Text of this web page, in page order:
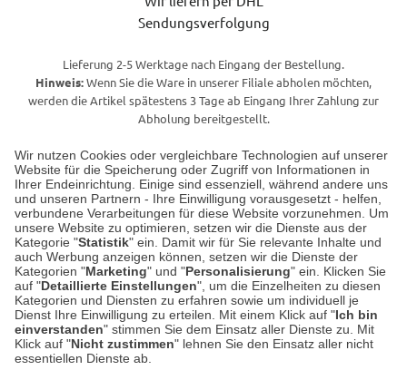
Wir nutzen Cookies oder vergleichbare Technologien auf unserer
Website für die Speicherung oder Zugriff von Informationen in
Ihrer Endeinrichtung. Einige sind essenziell, während andere uns
und unseren Partnern - Ihre Einwilligung vorausgesetzt - helfen,
verbundene Verarbeitungen für diese Website vorzunehmen. Um
unsere Website zu optimieren, setzen wir die Dienste aus der
Kategorie "Statistik" ein. Damit wir für Sie relevante Inhalte und
auch Werbung anzeigen können, setzen wir die Dienste der
Kategorien "Marketing" und "Personalisierung" ein. Klicken Sie
auf "Detaillierte Einstellungen", um die Einzelheiten zu diesen
Kategorien und Diensten zu erfahren sowie um individuell je
Dienst Ihre Einwilligung zu erteilen. Mit einem Klick auf "Ich bin
einverstanden" stimmen Sie dem Einsatz aller Dienste zu. Mit
Klick auf "Nicht zustimmen" lehnen Sie den Einsatz aller nicht
essentiellen Dienste ab.
Sendungsverfolgung
Lieferung 2-5 Werktage nach Eingang der Bestellung.
Hinweis:Wenn Sie die Ware in unserer Filiale abholen möchten,
werden die Artikel spätestens 3 Tage ab Eingang Ihrer Zahlung zur
Abholung bereitgestellt.
Unser Geschäft in Meckenheim
Auf dem Steinbüchel 6
53340 Meckenheim
Montag bis Samstag 9:00 Uhr bis 18:00 Uhr
weitere Information
Hier finden Sie uns im Netz